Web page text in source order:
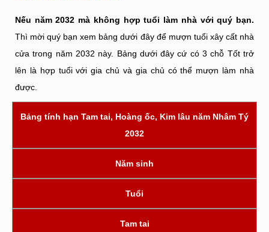
Nếu năm 2032 mà không hợp tuổi làm nhà với quý bạn.
Thì mời quý bạn xem bảng dưới đây để mượn tuổi xây cất nhà
cửa trong năm 2032 này. Bảng dưới đây cứ có 3 chỗ Tốt trở
lên là hợp tuổi với gia chủ và gia chủ có thể mượn làm nhà
được.
Bảng tính hạn Tam tai, Hoàng ốc, Kim lâu năm Nhâm Tý
2032
Năm sinh
Tuổi
Tam tai